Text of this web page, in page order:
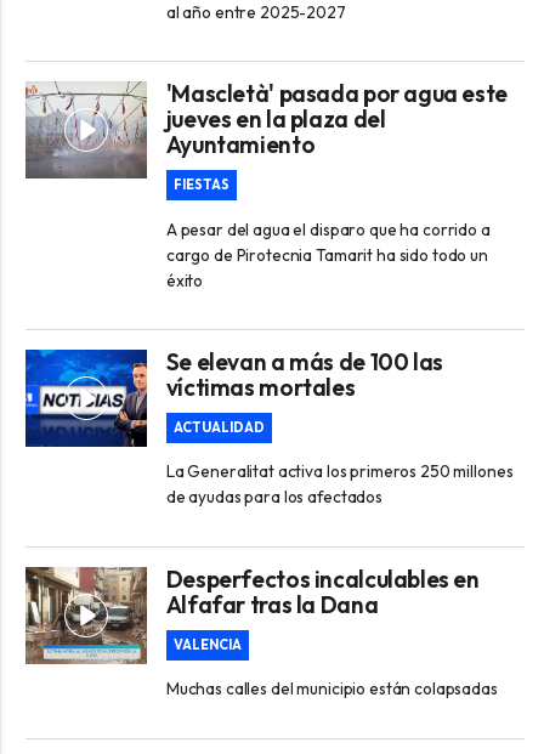
al año entre 2025-2027
'Mascletà' pasada por agua este
jueves en la plaza del
Ayuntamiento
FIESTAS
A pesar del agua el disparo que ha corrido a
cargo de Pirotecnia Tamarit ha sido todo un
éxito
Se elevan a más de 100 las
víctimas mortales
ACTUALIDAD
La Generalitat activa los primeros 250 millones
de ayudas para los afectados
Desperfectos incalculables en
Alfafar tras la Dana
VALENCIA
Muchas calles del municipio están colapsadas